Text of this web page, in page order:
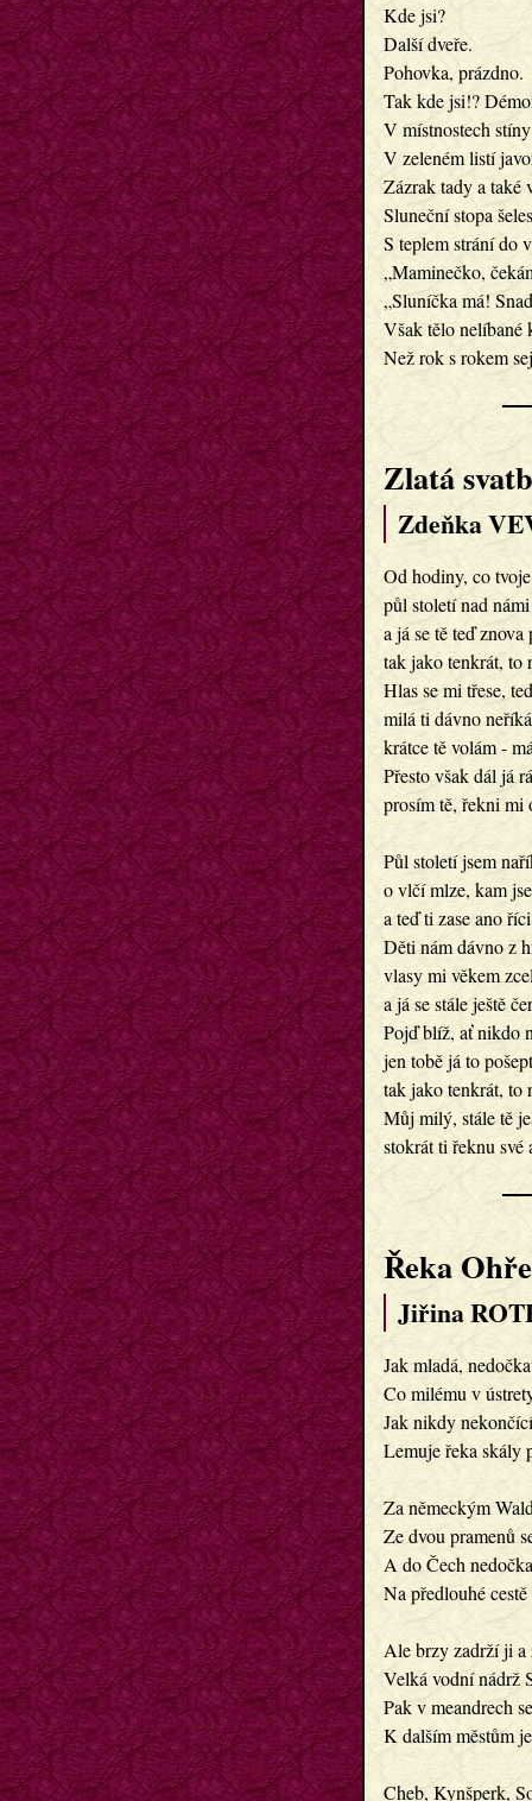
Kde jsi?
Další dveře.
Pohovka, prázdno.
Tak kde jsi!?
V místnostech
V zeleném listí
Zázrak tady a také
Sluneční stopa
S teplem strání do
„Maminečko,
„Sluníčka má!
Však tělo nelíbané
Než rok s rokem
Zlatá
Zdeňka
Od hodiny, co
půl století nad
a já se tě teď znova
tak jako tenkrát, to
Hlas se mi třese,
milá ti dávno
krátce tě volám -
Přesto však dál já
prosím tě, řekni mi
Půl století jsem
o vlčí mlze, kam
a teď ti zase ano
Děti nám dávno z
vlasy mi věkem
a já se stále ještě
Pojď blíž, ať nikdo
jen tobě já to
tak jako tenkrát, to
Můj milý, stále tě
stokrát ti řeknu své
Řeka Ohře
Jiřina
Jak mladá,
Co milému v
Jak nikdy
Lemuje řeka skály
Za německým
Ze dvou pramenů
A do Čech
Na předlouhé
Ale brzy zadrží ji a
Velká vodní nádrž
Pak v meandrech
K dalším městům
Cheb, Kynšperk,